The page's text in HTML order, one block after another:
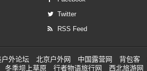
Twitter
RSS Feed
户外论坛 北京户外网 中国露营网 背包客
冬季坝上草原 行者物语旅行网 西北旅游网